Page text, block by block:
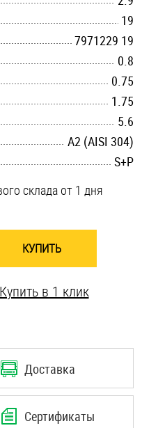
19
7971229 19
0.8
0.75
1.75
5.6
А2 (AISI 304)
S+P
склада от 1 дня
КУПИТЬ
Купить в 1 клик
Доставка
Сертификаты